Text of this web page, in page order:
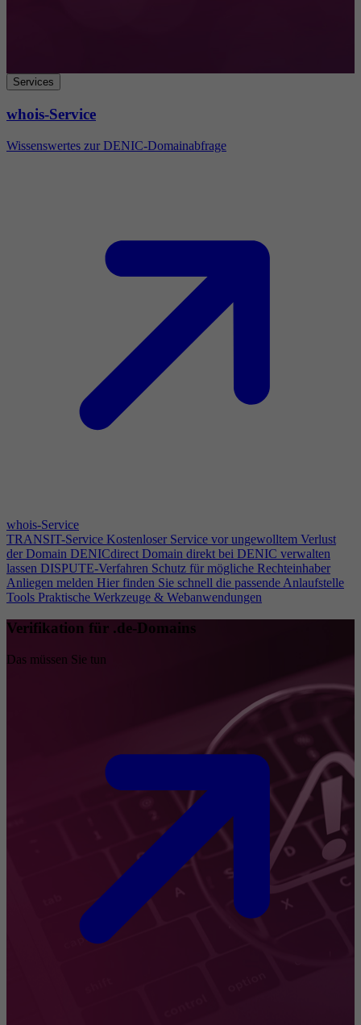
Services
whois-Service
Wissenswertes zur DENIC-Domainabfrage
whois-Service
TRANSIT-Service Kostenloser Service vor ungewolltem Verlust
der Domain DENICdirect Domain direkt bei DENIC verwalten
lassen DISPUTE-Verfahren Schutz für mögliche Rechteinhaber
Anliegen melden Hier finden Sie schnell die passende Anlaufstelle
Tools Praktische Werkzeuge & Webanwendungen
Verifikation für .de-Domains
Das müssen Sie tun